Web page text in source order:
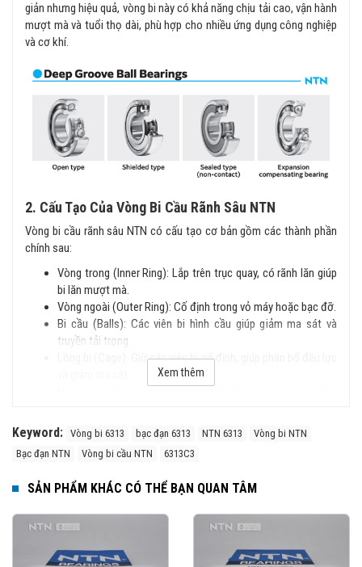
giản nhưng hiệu quả, vòng bi này có khả năng chịu tải cao, vận hành
mượt mà và tuổi thọ dài, phù hợp cho nhiều ứng dụng công nghiệp
và cơ khí.
2. Cấu Tạo Của Vòng Bi Cầu Rãnh Sâu NTN
Vòng bi cầu rãnh sâu NTN có cấu tạo cơ bản gồm các thành phần
chính sau:
Vòng trong (Inner Ring): Lắp trên trục quay, có rãnh lăn giúp
bi lăn mượt mà.
Vòng ngoài (Outer Ring): Cố định trong vỏ máy hoặc bạc đỡ.
Bi cầu (Balls): Các viên bi hình cầu giúp giảm ma sát và
truyền tải trọng.
Lồng bi (Cage): Giữ các viên bi cố định, giúp phân bổ đều lực
3. Đặc Điểm Nổi Bật
Chịu tải tốt cả hướng tâm và dọc trục.
Tốc độ quay cao, ma sát thấp, vận hành êm ái.
Độ bền cao, ít phải bảo trì.
Có nhiều phiên bản với nắp chắn bụi hoặc phớt chặn dầu.
Xem thêm
Keyword: Vòng bi 6313 bạc đạn 6313 NTN 6313
Vòng bi NTN
Bạc đạn NTN
Vòng bi cầu NTN 6313C3
SẢN PHẨM KHÁC CÓ THỂ BẠN QUAN TÂM